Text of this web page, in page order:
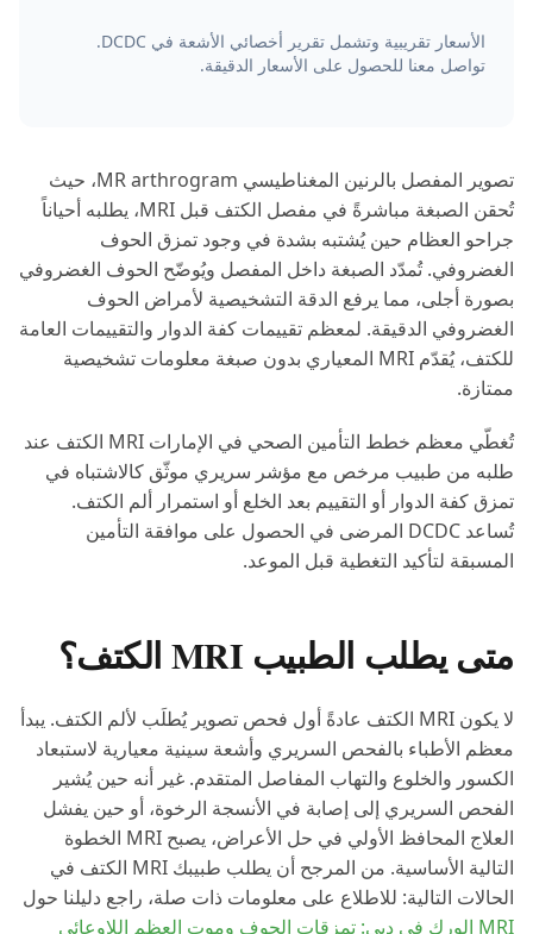
الأسعار تقريبية وتشمل تقرير أخصائي الأشعة في DCDC.
تواصل معنا للحصول على الأسعار الدقيقة.
تصوير المفصل بالرنين المغناطيسي MR arthrogram، حيث
تُحقن الصبغة مباشرةً في مفصل الكتف قبل MRI، يطلبه أحياناً
جراحو العظام حين يُشتبه بشدة في وجود تمزق الحوف
الغضروفي. تُمدّد الصبغة داخل المفصل ويُوضّح الحوف الغضروفي
بصورة أجلى، مما يرفع الدقة التشخيصية لأمراض الحوف
الغضروفي الدقيقة. لمعظم تقييمات كفة الدوار والتقييمات العامة
للكتف، يُقدّم MRI المعياري بدون صبغة معلومات تشخيصية
ممتازة.
تُغطّي معظم خطط التأمين الصحي في الإمارات MRI الكتف عند
طلبه من طبيب مرخص مع مؤشر سريري موثّق كالاشتباه في
تمزق كفة الدوار أو التقييم بعد الخلع أو استمرار ألم الكتف.
تُساعد DCDC المرضى في الحصول على موافقة التأمين
المسبقة لتأكيد التغطية قبل الموعد.
متى يطلب الطبيب MRI الكتف؟
لا يكون MRI الكتف عادةً أول فحص تصوير يُطلَب لألم الكتف. يبدأ
معظم الأطباء بالفحص السريري وأشعة سينية معيارية لاستبعاد
الكسور والخلوع والتهاب المفاصل المتقدم. غير أنه حين يُشير
الفحص السريري إلى إصابة في الأنسجة الرخوة، أو حين يفشل
العلاج المحافظ الأولي في حل الأعراض، يصبح MRI الخطوة
التالية الأساسية. من المرجح أن يطلب طبيبك MRI الكتف في
الحالات التالية: للاطلاع على معلومات ذات صلة، راجع دليلنا حول
MRI الورك في دبي: تمزقات الحوف وموت العظم اللاوعائي